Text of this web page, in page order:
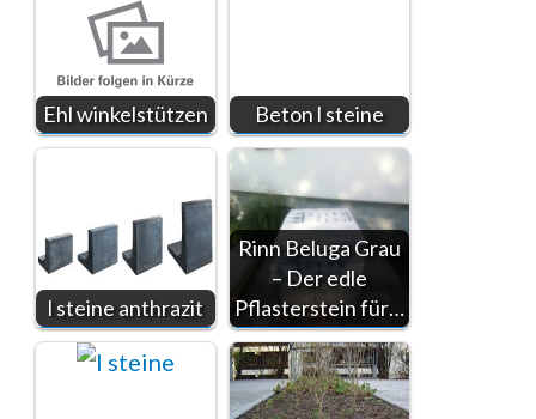
Ehl winkelstützen Beton l steine
l steine anthrazit
Rinn Beluga Grau
– Der edle
Pflasterstein für…